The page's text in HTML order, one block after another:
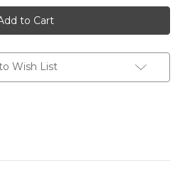
CARLO
ACUTIS.
EN
LA
AL
CIELO
Wish List